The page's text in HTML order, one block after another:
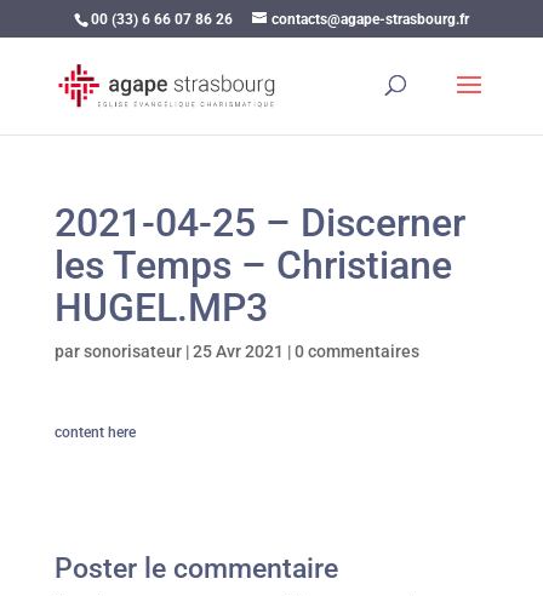
00 (33) 6 66 07 86 26 contacts@agape-strasbourg.fr
2021-04-25 – Discerner
les Temps – Christiane
HUGEL.MP3
parsonorisateur|25 Avr 2021 |0 commentaires
content here
Poster le commentaire